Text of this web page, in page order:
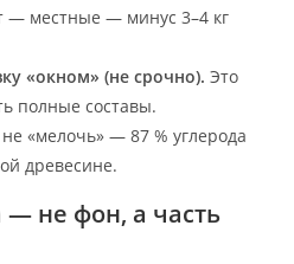
— местные — минус 3–4 кг
«окном» (не срочно). Это
полные составы.
«мелочь» — 87 % углерода
древесине.
— не фон, а часть